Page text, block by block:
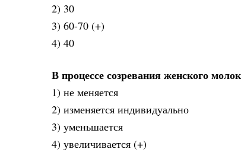
2) 30
3) 60-70 (+)
4) 40
В процессе созревания женского
1) не меняется
2) изменяется индивидуально
3) уменьшается
4) увеличивается (+)